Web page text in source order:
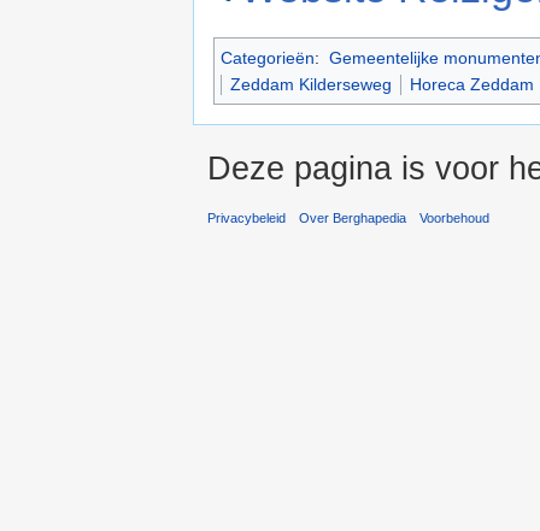
Categorieën: Gemeentelijke
Zeddam Kilderseweg
Horeca Zeddam
Deze pagina is voor
Privacybeleid Over Berghapedia Voorbehoud